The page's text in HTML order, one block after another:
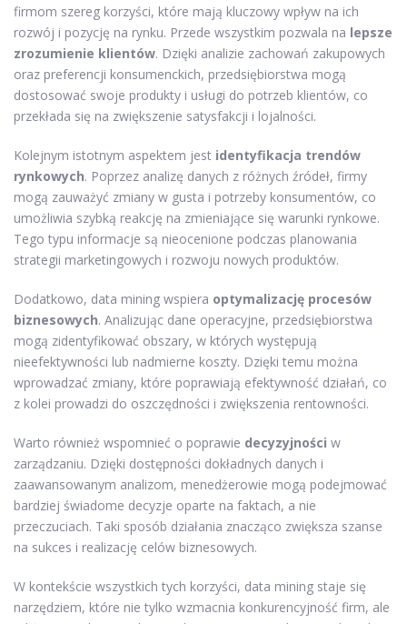
firmom szereg korzyści, które mają kluczowy wpływ na ich
rozwój i pozycję na rynku. Przede wszystkim pozwala na lepsze
zrozumienie klientów. Dzięki analizie zachowań zakupowych
oraz preferencji konsumenckich, przedsiębiorstwa mogą
dostosować swoje produkty i usługi do potrzeb klientów, co
przekłada się na zwiększenie satysfakcji i lojalności.
Kolejnym istotnym aspektem jest identyfikacja trendów
rynkowych. Poprzez analizę danych z różnych źródeł, firmy
mogą zauważyć zmiany w gusta i potrzeby konsumentów, co
umożliwia szybką reakcję na zmieniające się warunki rynkowe.
Tego typu informacje są nieocenione podczas planowania
strategii marketingowych i rozwoju nowych produktów.
Dodatkowo, data mining wspiera optymalizację procesów
biznesowych. Analizując dane operacyjne, przedsiębiorstwa
mogą zidentyfikować obszary, w których występują
nieefektywności lub nadmierne koszty. Dzięki temu można
wprowadzać zmiany, które poprawiają efektywność działań, co
z kolei prowadzi do oszczędności i zwiększenia rentowności.
Warto również wspomnieć o poprawie decyzyjności w
zarządzaniu. Dzięki dostępności dokładnych danych i
zaawansowanym analizom, menedżerowie mogą podejmować
bardziej świadome decyzje oparte na faktach, a nie
przeczuciach. Taki sposób działania znacząco zwiększa szanse
na sukces i realizację celów biznesowych.
W kontekście wszystkich tych korzyści, data mining staje się
narzędziem, które nie tylko wzmacnia konkurencyjność firm, ale